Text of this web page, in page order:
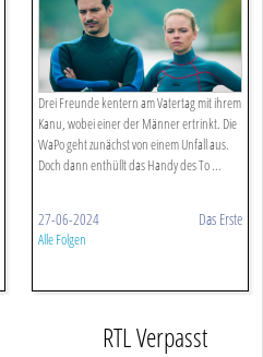
Drei Freunde kentern am Vatertag mit ihrem
Kanu, wobei einer der Männer ertrinkt. Die
WaPo geht zunächst von einem Unfall aus.
Doch dann enthüllt das Handy des To ...
27-06-2024 Das Erste
Alle Folgen
RTL Verpasst